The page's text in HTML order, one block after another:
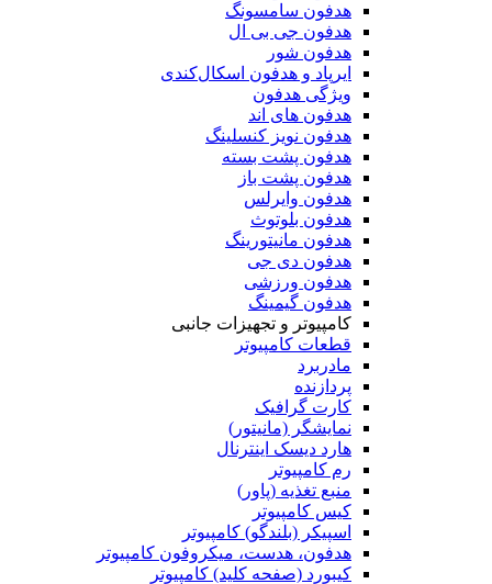
هدفون سامسونگ
هدفون جی بی ال
هدفون شور
ایرپاد و هدفون اسکال‌کندی
ویژگی هدفون
هدفون های اند
هدفون نویز کنسلینگ
هدفون پشت بسته
هدفون پشت باز
هدفون وایرلس
هدفون بلوتوث
هدفون مانیتورینگ
هدفون دی جی
هدفون ورزشی
هدفون گیمینگ
کامپیوتر و تجهیزات جانبی
قطعات کامپیوتر
مادربرد
پردازنده
کارت گرافیک
نمایشگر (مانیتور)
هارد دیسک اینترنال
رم کامپیوتر
منبع تغذیه (پاور)
کیس کامپیوتر
اسپیکر (بلندگو) کامپیوتر
هدفون، هدست، میکروفون کامپیوتر
کیبورد (صفحه کلید) کامپیوتر